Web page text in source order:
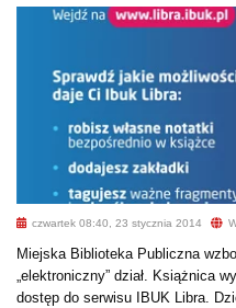
czwartek 08:40, 23 stycznia 2014
Miejska Biblioteka Publiczna
„elektroniczny” dział. Książnica
dostęp do serwisu IBUK Libra.